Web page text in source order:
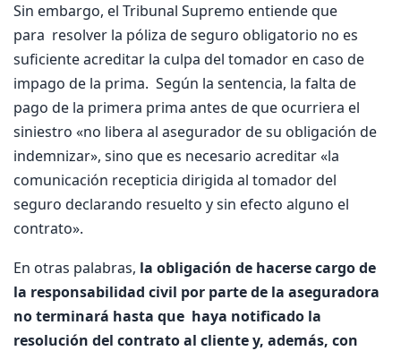
Sin embargo, el Tribunal Supremo entiende que
para resolver la póliza de seguro obligatorio no es
suficiente acreditar la culpa del tomador en caso de
impago de la prima. Según la sentencia, la falta de
pago de la primera prima antes de que ocurriera el
siniestro «no libera al asegurador de su obligación de
indemnizar», sino que es necesario acreditar «la
comunicación recepticia dirigida al tomador del
seguro declarando resuelto y sin efecto alguno el
contrato».
En otras palabras, la obligación de hacerse cargo de
la responsabilidad civil por parte de la aseguradora
no terminará hasta que haya notificado la
resolución del contrato al cliente y, además, con